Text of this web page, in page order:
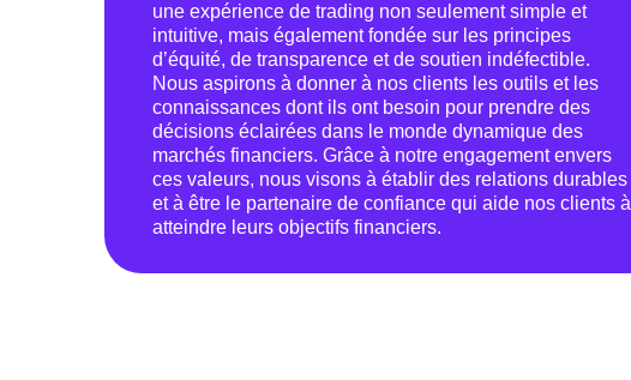
une expérience de trading non seulement simple et
intuitive, mais également fondée sur les principes
d’équité, de transparence et de soutien indéfectible.
Nous aspirons à donner à nos clients les outils et les
connaissances dont ils ont besoin pour prendre des
décisions éclairées dans le monde dynamique des
marchés financiers. Grâce à notre engagement envers
ces valeurs, nous visons à établir des relations durables
et à être le partenaire de confiance qui aide nos clients à
atteindre leurs objectifs financiers.